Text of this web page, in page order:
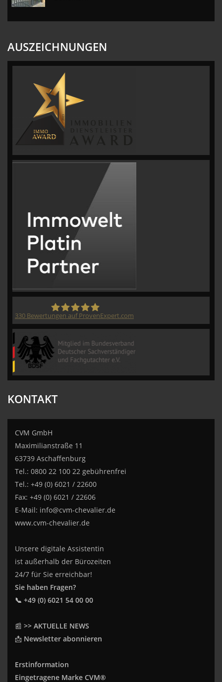
AUSZEICHNUNGEN
330 Bewertungen auf ProvenExpert.com
KONTAKT
CVM GmbH
Maximilianstraße 11
63739 Aschaffenburg
Tel.: 0800 22 100 22 gebührenfrei
Tel.: +49 (0) 6021 / 22600
Fax: +49 (0) 6021 / 22606
E-Mail: info@cvm-chevalier.de
www.cvm-chevalier.de
Unsere digitale Assistentin
ist außerhalb der Bürozeiten
24/7 für Sie erreichbar!
Sie haben Fragen?
📞 +49 (0) 6021 54 00 00
📰 >> AKTUELLE NEWS
📩 Newsletter abonnieren
Erstinformation
Eingetragene Marke CVM®